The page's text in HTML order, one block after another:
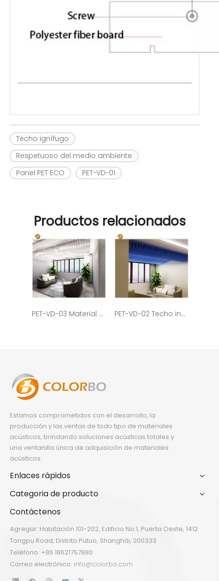
Techo ignífugo
Respetuoso del medio ambiente
Panel PET ECO
PET-VD-01
Productos relacionados
PET-VD-03 Material de techo de construcción de aislamiento acústico Panel PET ECO PET-VD-02 Techo insonorizado de fácil instalación Panel acústico PET ECO
Estamos comprometidos con el desarrollo, la
producción y las ventas de todo tipo de materiales
acústicos, brindando soluciones acústicas totales y
una ventanilla única de adquisición de materiales
acústicos.
Enlaces rápidos
Categoria de producto
Contáctenos
Agregar: Habitación 101-202, Edificio No.1, Puerta Oeste, 1412
Tongpu Road, Distrito Putuo, Shanghái, 200333
Teléfono: +86 18621757880
Correo electrónico: info@colorbo.com